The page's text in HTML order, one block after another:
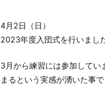
4月2日（日）
2023年度入団式を行いました
3月から練習には参加してい
まるという実感が湧いた事で